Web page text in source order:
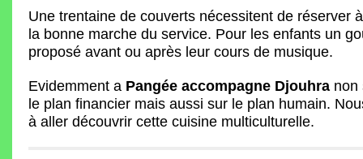
Une trentaine de couverts nécessitent de réserver
la bonne marche du service. Pour les enfants un
proposé avant ou après leur cours de musique.
Evidemment a Pangée accompagne Djouhra non
le plan financier mais aussi sur le plan humain.
à aller découvrir cette cuisine multiculturelle.